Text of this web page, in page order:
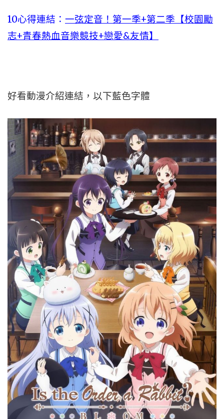
10心得連結： 一弦定音！第一季+第二季【校園勵
志+青春熱血音樂競技+戀愛&友情】
好看動漫介紹連結，以下藍色字體